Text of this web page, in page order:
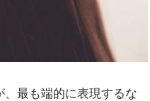
、最も端的に表現するな